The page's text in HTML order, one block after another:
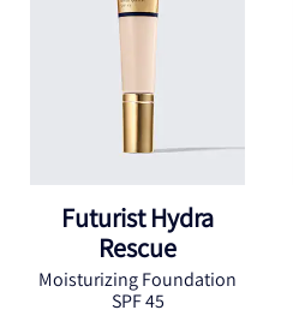
Futurist Hydra
Rescue
Moisturizing Foundation
SPF 45